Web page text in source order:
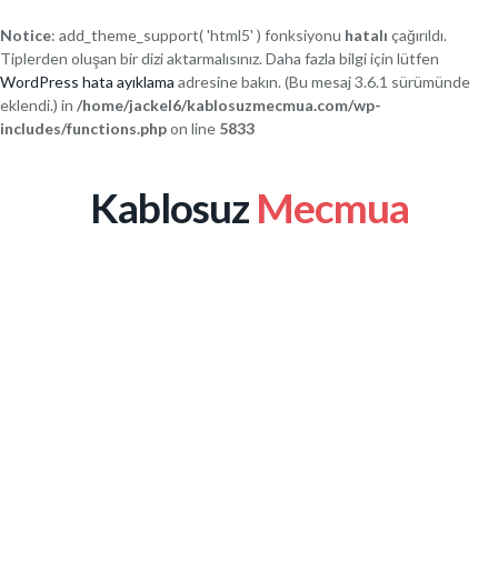
Notice: add_theme_support( 'html5' ) fonksiyonu hatalı çağırıldı.
Tiplerden oluşan bir dizi aktarmalısınız. Daha fazla bilgi için lütfen
WordPress hata ayıklama adresine bakın. (Bu mesaj 3.6.1 sürümünde
eklendi.) in /home/jackel6/kablosuzmecmua.com/wp-
includes/functions.phpon line 5833
Kablosuz Mecmua